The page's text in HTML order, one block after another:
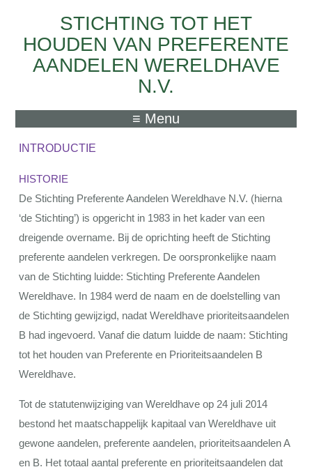
Skip to main contentSTICHTING TOT HET
HOUDEN VAN PREFERENTE
AANDELEN WERELDHAVE
N.V.
≡ Menu
INTRODUCTIE
HISTORIE
De Stichting Preferente Aandelen Wereldhave N.V. (hierna
‘de Stichting’) is opgericht in 1983 in het kader van een
dreigende overname. Bij de oprichting heeft de Stichting
preferente aandelen verkregen. De oorspronkelijke naam
van de Stichting luidde: Stichting Preferente Aandelen
Wereldhave. In 1984 werd de naam en de doelstelling van
de Stichting gewijzigd, nadat Wereldhave prioriteitsaandelen
B had ingevoerd. Vanaf die datum luidde de naam: Stichting
tot het houden van Preferente en Prioriteitsaandelen B
Wereldhave.
Tot de statutenwijziging van Wereldhave op 24 juli 2014
bestond het maatschappelijk kapitaal van Wereldhave uit
gewone aandelen, preferente aandelen, prioriteitsaandelen A
en B. Het totaal aantal preferente en prioriteitsaandelen dat